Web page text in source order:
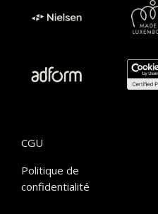
CGU
Politique de
confidentialité